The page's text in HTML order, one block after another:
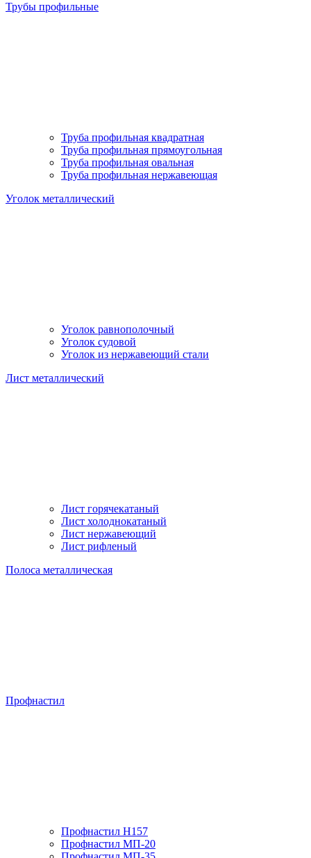
Трубы профильные
Труба профильная квадратная
Труба профильная прямоугольная
Труба профильная овальная
Труба профильная нержавеющая
Уголок металлический
Уголок равнополочный
Уголок судовой
Уголок из нержавеющий стали
Лист металлический
Лист горячекатаный
Лист холоднокатаный
Лист нержавеющий
Лист рифленый
Полоса металлическая
Профнастил
Профнастил H157
Профнастил МП-20